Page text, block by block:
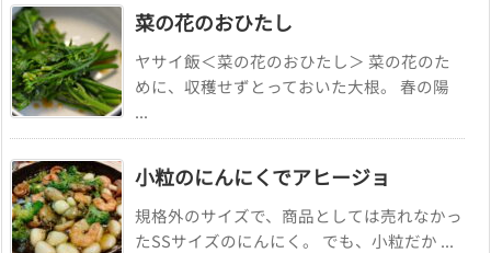
菜の花のおひたし
ヤサイ飯＜菜の花のおひたし＞ 菜の花のた
めに、収穫せずとっておいた大根。 春の陽
...
小粒のにんにくでアヒージョ
規格外のサイズで、商品としては売れなかっ
たSSサイズのにんにく。 でも、小粒だか ...